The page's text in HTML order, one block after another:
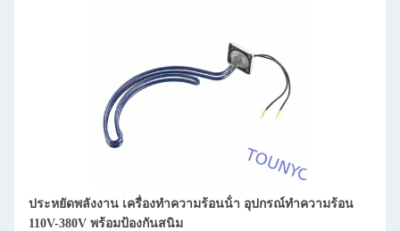
ประหยัดพลังงาน เครื่องทําความร้อนน้ํา อุปกรณ์ทําความร้อน
110V-380V พร้อมป้องกันสนิม